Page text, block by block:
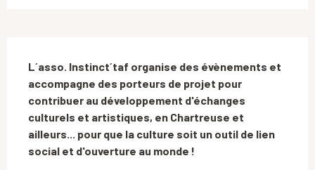
L´asso. Instinct´taf organise des évènements et
accompagne des porteurs de projet pour
contribuer au développement d'échanges
culturels et artistiques, en Chartreuse et
ailleurs... pour que la culture soit un outil de lien
social et d'ouverture au monde !